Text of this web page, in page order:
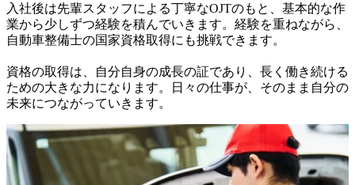
入社後は先輩スタッフによる丁寧なOJTのもと、基本的な作
業から少しずつ経験を積んでいきます。経験を重ねながら、
自動車整備士の国家資格取得にも挑戦できます。
資格の取得は、自分自身の成長の証であり、長く働き続ける
ための大きな力になります。日々の仕事が、そのまま自分の
未来につながっていきます。